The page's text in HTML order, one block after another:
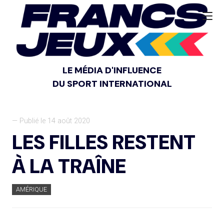
LE MÉDIA D'INFLUENCE
DU SPORT INTERNATIONAL
— Publié le 14 août 2020
LES FILLES RESTENT
À LA TRAÎNE
AMÉRIQUE